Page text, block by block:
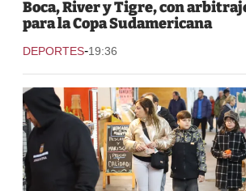
Boca, River y Tigre, con
para la Copa Sudamericana
DEPORTES-19:36